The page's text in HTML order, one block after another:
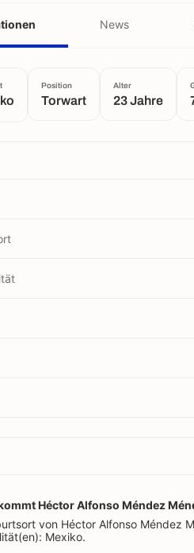
News
Position
Torwart
Alter
23 Jahre
Héctor Alfonso Méndez
von Héctor Alfonso Méndez
Mexiko.